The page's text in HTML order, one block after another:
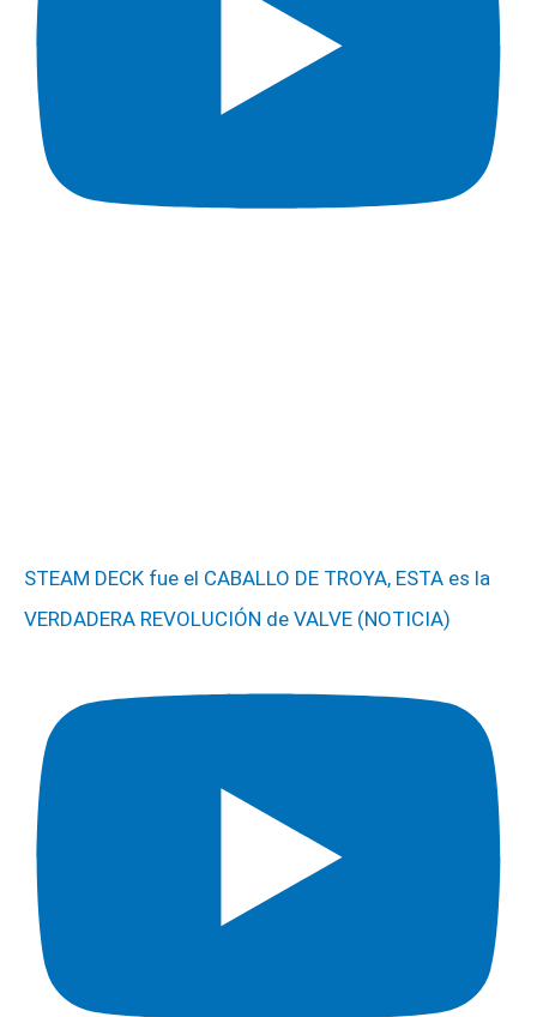
STEAM DECK fue el CABALLO DE TROYA, ESTA es la
VERDADERA REVOLUCIÓN de VALVE (NOTICIA)